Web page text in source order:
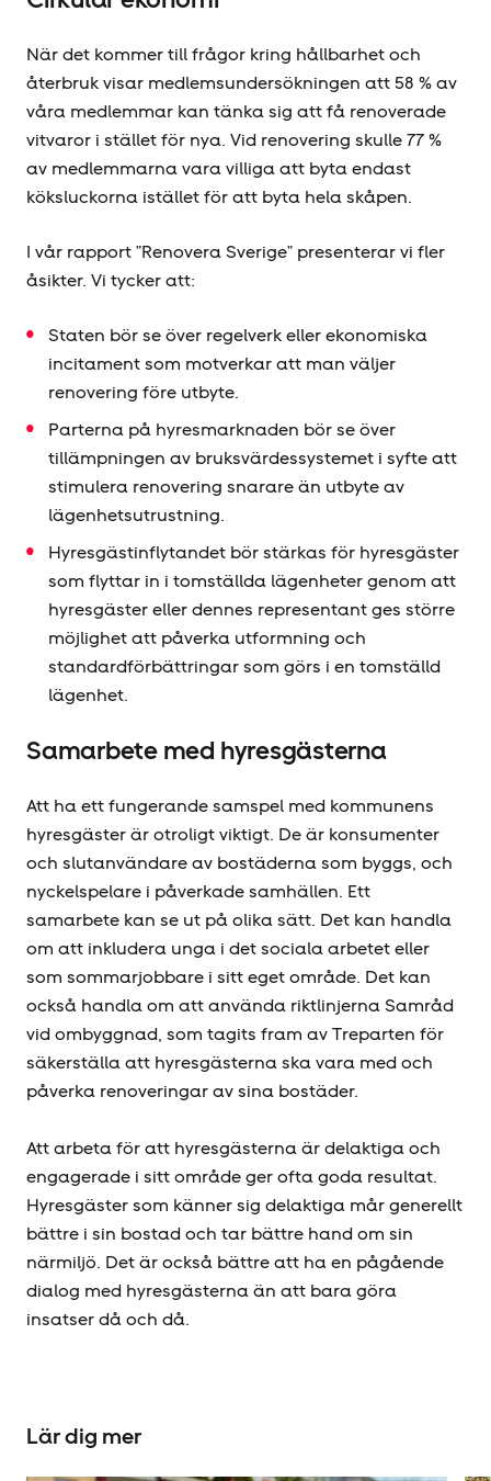
När det kommer till frågor kring hållbarhet och
återbruk visar medlemsundersökningen att 58 % av
våra medlemmar kan tänka sig att få renoverade
vitvaror i stället för nya. Vid renovering skulle 77 %
av medlemmarna vara villiga att byta endast
köksluckorna istället för att byta hela skåpen.
I vår rapport ”Renovera Sverige” presenterar vi fler
åsikter. Vi tycker att:
Staten bör se över regelverk eller ekonomiska
incitament som motverkar att man väljer
renovering före utbyte.
Parterna på hyresmarknaden bör se över
tillämpningen av bruksvärdessystemet i syfte att
stimulera renovering snarare än utbyte av
lägenhetsutrustning.
Hyresgästinflytandet bör stärkas för hyresgäster
som flyttar in i tomställda lägenheter genom att
hyresgäster eller dennes representant ges större
möjlighet att påverka utformning och
standardförbättringar som görs i en tomställd
lägenhet.
Samarbete med hyresgästerna
Att ha ett fungerande samspel med kommunens
hyresgäster är otroligt viktigt. De är konsumenter
och slutanvändare av bostäderna som byggs, och
nyckelspelare i påverkade samhällen. Ett
samarbete kan se ut på olika sätt. Det kan handla
om att inkludera unga i det sociala arbetet eller
som sommarjobbare i sitt eget område. Det kan
också handla om att använda riktlinjerna Samråd
vid ombyggnad, som tagits fram av Treparten för
säkerställa att hyresgästerna ska vara med och
påverka renoveringar av sina bostäder.
Att arbeta för att hyresgästerna är delaktiga och
engagerade i sitt område ger ofta goda resultat.
Hyresgäster som känner sig delaktiga mår generellt
bättre i sin bostad och tar bättre hand om sin
närmiljö. Det är också bättre att ha en pågående
dialog med hyresgästerna än att bara göra
insatser då och då.
Lär dig mer